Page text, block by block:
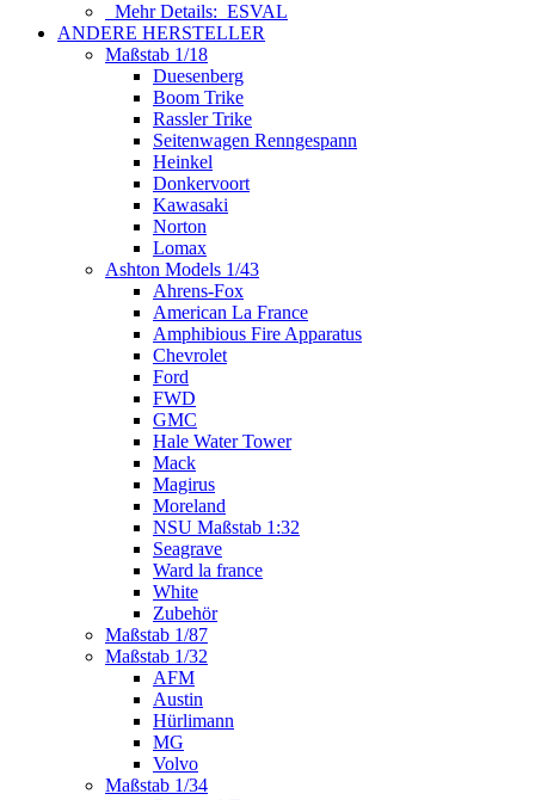
Mehr Details: ESVAL
ANDERE HERSTELLER
Maßstab 1/18
Duesenberg
Boom Trike
Rassler Trike
Seitenwagen Renngespann
Heinkel
Donkervoort
Kawasaki
Norton
Lomax
Ashton Models 1/43
Ahrens-Fox
American La France
Amphibious Fire Apparatus
Chevrolet
Ford
FWD
GMC
Hale Water Tower
Mack
Magirus
Moreland
NSU Maßstab 1:32
Seagrave
Ward la france
White
Zubehör
Maßstab 1/87
Maßstab 1/32
AFM
Austin
Hürlimann
MG
Volvo
Maßstab 1/34